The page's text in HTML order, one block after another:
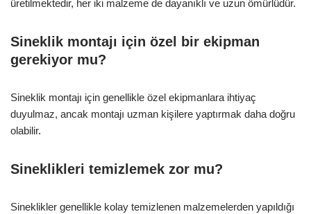
üretilmektedir, her iki malzeme de dayanıklı ve uzun ömürlüdür.
Sineklik montajı için özel bir ekipman
gerekiyor mu?
Sineklik montajı için genellikle özel ekipmanlara ihtiyaç
duyulmaz, ancak montajı uzman kişilere yaptırmak daha doğru
olabilir.
Sineklikleri temizlemek zor mu?
Sineklikler genellikle kolay temizlenen malzemelerden yapıldığı